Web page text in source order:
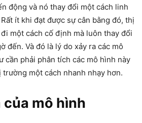
động và nó thay đổi một cách linh
ít khi đạt được sự cân bằng đó, thị
một cách cố định mà luôn thay đổi
đến. Và đó là lý do xảy ra các mô
cần phải phân tích các mô hình này
một cách nhanh nhạy hơn.
mô hình